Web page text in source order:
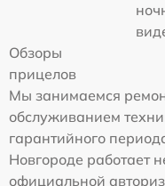
Обзоры
прицелов
Мы занимаемся
обслуживанием
гарантийного
Новгороде работает
официальной